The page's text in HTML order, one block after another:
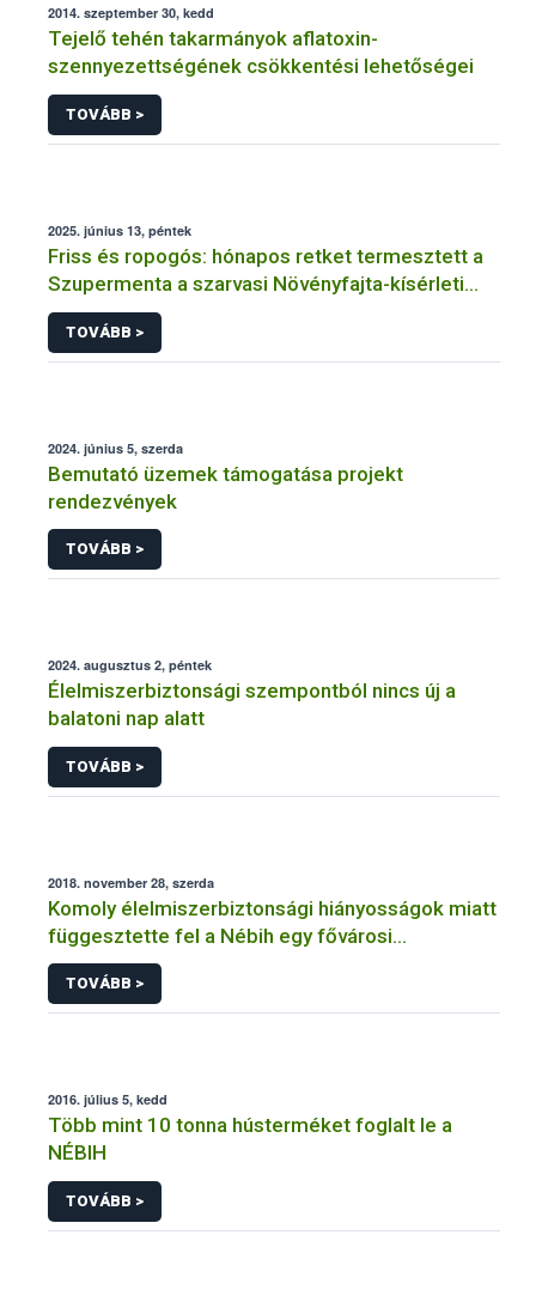
2014. szeptember 30, kedd
Tejelő tehén takarmányok aflatoxin-
szennyezettségének csökkentési lehetőségei
TOVÁBB >
2025. június 13, péntek
Friss és ropogós: hónapos retket termesztett a
Szupermenta a szarvasi Növényfajta-kísérleti
Állomáson
TOVÁBB >
2024. június 5, szerda
Bemutató üzemek támogatása projekt
rendezvények
TOVÁBB >
2024. augusztus 2, péntek
Élelmiszerbiztonsági szempontból nincs új a
balatoni nap alatt
TOVÁBB >
2018. november 28, szerda
Komoly élelmiszerbiztonsági hiányosságok miatt
függesztette fel a Nébih egy fővárosi
cukrászüzem működését
TOVÁBB >
2016. július 5, kedd
Több mint 10 tonna hústerméket foglalt le a
NÉBIH
TOVÁBB >